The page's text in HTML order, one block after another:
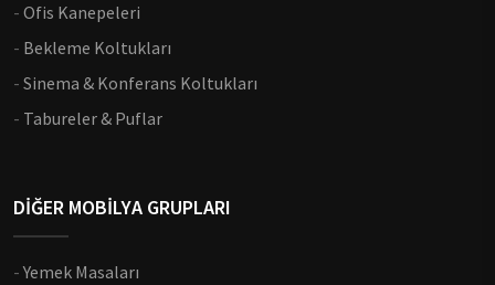
- Ofis Kanepeleri
- Bekleme Koltukları
- Sinema & Konferans Koltukları
- Tabureler & Puflar
DİĞER MOBİLYA GRUPLARI
-Yemek Masaları